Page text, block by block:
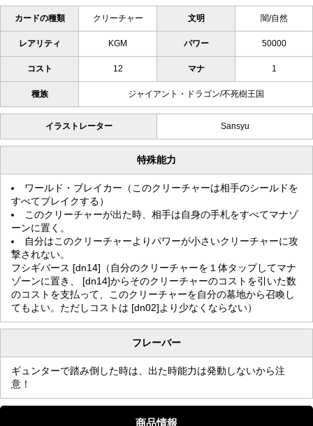
カードの種類 クリーチャー 文明 闇/自然
レアリティ KGM パワー 50000
コスト 12 マナ 1
種族 ジャイアント・ドラゴン/不死樹王国
イラストレーター Sansyu
特殊能力
ワールド・ブレイカー（このクリーチャーは相手のシールドを
すべてブレイクする）
このクリーチャーが出た時、相手は自身の手札をすべてマナゾ
ーンに置く。
自分はこのクリーチャーよりパワーが小さいクリーチャーに攻
撃されない。
フシギバース [dn14]（自分のクリーチャーを１体タップしてマナ
ゾーンに置き、 [dn14]からそのクリーチャーのコストを引いた数
のコストを支払って、このクリーチャーを自分の墓地から召喚し
てもよい。ただしコストは [dn02]より少なくならない）
フレーバー
ギュンターで踏み倒した時は、出た時能力は発動しないから注
意！
商品情報